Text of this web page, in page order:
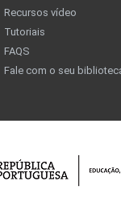
Recursos vídeo
Tutoriais
FAQS
Fale com o seu